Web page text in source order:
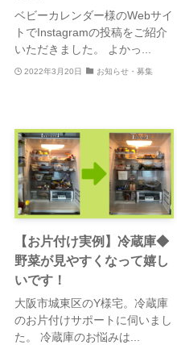
ベビーカレンダー様のWebサイ
トでInstagramの投稿をご紹介
いただきました。 よかっ...
2022年3月20日 お知らせ・募集
【お片付け実例】冷蔵庫◆
野菜が見やすくなって嬉し
いです！
大阪市城東区のY様宅。冷蔵庫
のお片付けサポートに伺いまし
た。 冷蔵庫のお悩みは...